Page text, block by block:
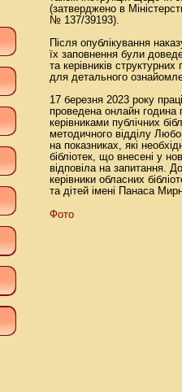
(затверджено в
№ 137/39193).
Після опублікування
їх заповнення були
та керівників
для детального
17 березня 2023 року
проведена онлайн година
керівниками публічних
методичного відділу
на показниках, які
бібліотек, що внесені у
відповіла на запитання.
керівники обласних
та дітей імені Панаса
Фото